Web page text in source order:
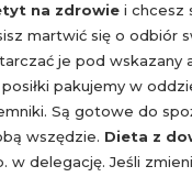
na zdrowie i chcesz
martwić się o odbiór
je pod wskazany
pakujemy w
Są gotowe do
wszędzie. Dieta z
w delegację. Jeśli